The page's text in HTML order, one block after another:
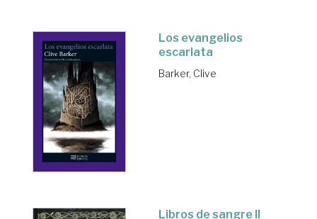
Los evangelios
escarlata
Barker, Clive
Libros de sangre II